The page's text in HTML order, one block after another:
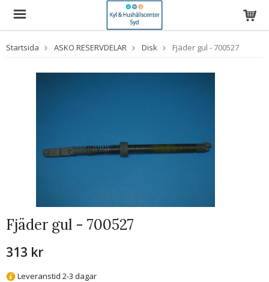
Startsida ASKO RESERVDELAR Disk Fjäder gul - 700527
Fjäder gul - 700527
313 kr
Leveranstid 2-3 dagar